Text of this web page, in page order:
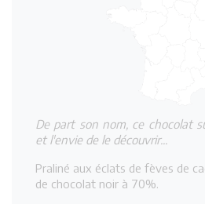
De part son nom, ce chocolat
et l'envie de le découvrir...
Praliné aux éclats de fèves de
de chocolat noir à 70%.